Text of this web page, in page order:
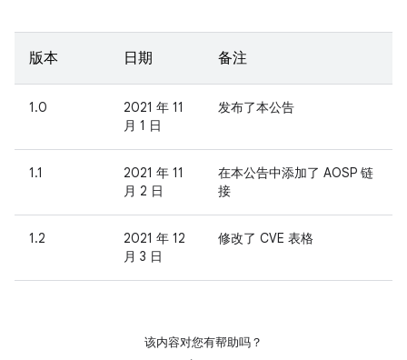
版本 日期 备注
1.0
2021 年 11
月 1 日
发布了本公告
1.1
2021 年 11
月 2 日
在本公告中添加了 AOSP 链
接
1.2
2021 年 12
月 3 日
修改了 CVE 表格
该内容对您有帮助吗？